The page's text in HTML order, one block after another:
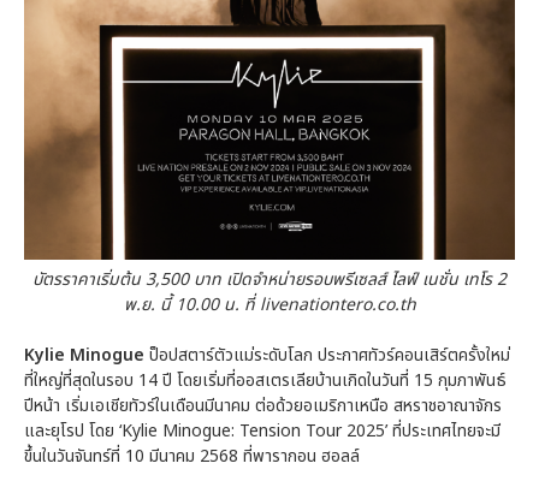
บัตรราคาเริ่มต้น 3,500 บาท เปิดจำหน่ายรอบพรีเซลส์ ไลฟ์ เนชั่น เทโร 2
พ.ย. นี้ 10.00 น. ที่ livenationtero.co.th
Kylie Minogue ป็อปสตาร์ตัวแม่ระดับโลก ประกาศทัวร์คอนเสิร์ตครั้งใหม่
ที่ใหญ่ที่สุดในรอบ 14 ปี โดยเริ่มที่ออสเตรเลียบ้านเกิดในวันที่ 15 กุมภาพันธ์
ปีหน้า เริ่มเอเชียทัวร์ในเดือนมีนาคม ต่อด้วยอเมริกาเหนือ สหราชอาณาจักร
และยุโรป โดย ‘Kylie Minogue: Tension Tour 2025’ ที่ประเทศไทยจะมี
ขึ้นในวันจันทร์ที่ 10 มีนาคม 2568 ที่พารากอน ฮอลล์